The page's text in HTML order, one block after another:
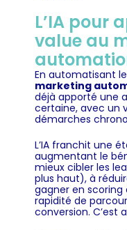
L’IA pour
value au
En automatisant
marketing
déjà apporté une
certaine, avec un
démarches
L’IA franchit une
augmentant le
mieux cibler les
plus haut), à
gagner en
rapidité de
conversion. C’est